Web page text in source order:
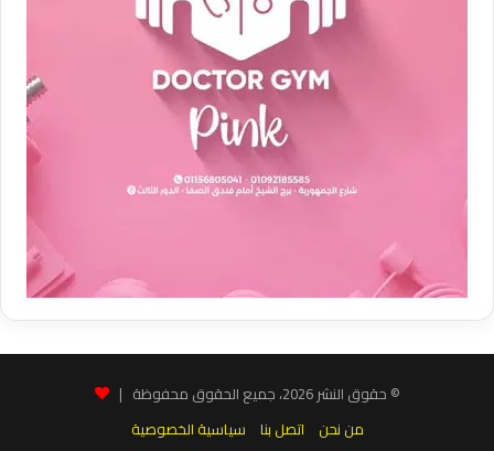
© حقوق النشر 2026، جميع الحقوق محفوظة |
من نحن
اتصل بنا سياسية الخصوصية